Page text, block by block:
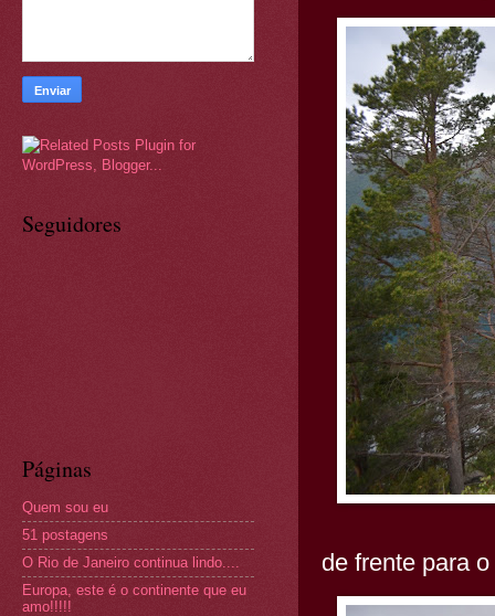
de frente para o
Seguidores
Páginas
Quem sou eu
51 postagens
O Rio de Janeiro continua lindo....
Europa, este é o continente que eu
amo!!!!!